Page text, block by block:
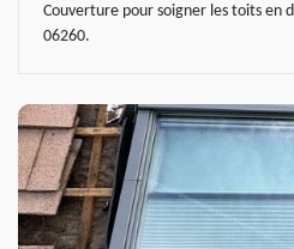
Couverture pour soigner les toits en
06260.